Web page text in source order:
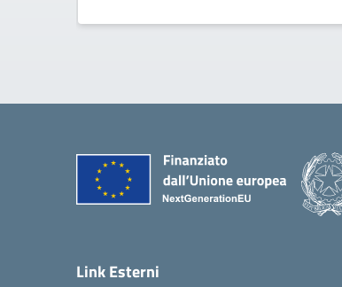
Link Esterni